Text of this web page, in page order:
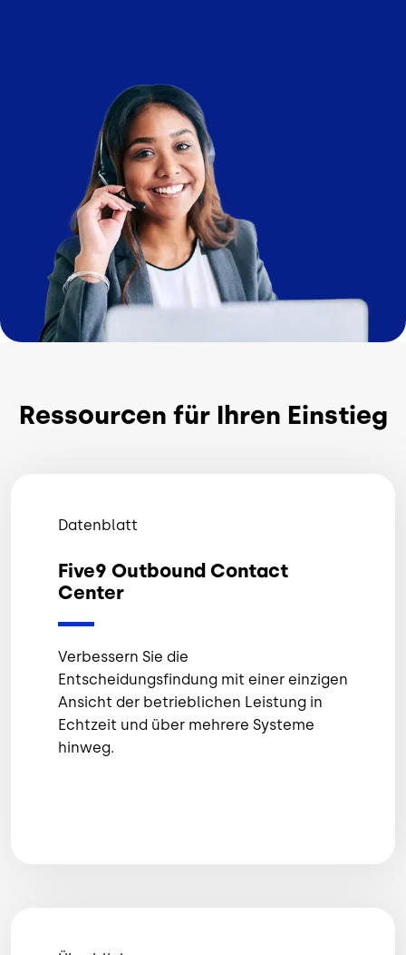
Ressourcen für Ihren Einstieg
Datenblatt
Five9 Outbound Contact
Center
Verbessern Sie die
Entscheidungsfindung mit einer einzigen
Ansicht der betrieblichen Leistung in
Echtzeit und über mehrere Systeme
hinweg.